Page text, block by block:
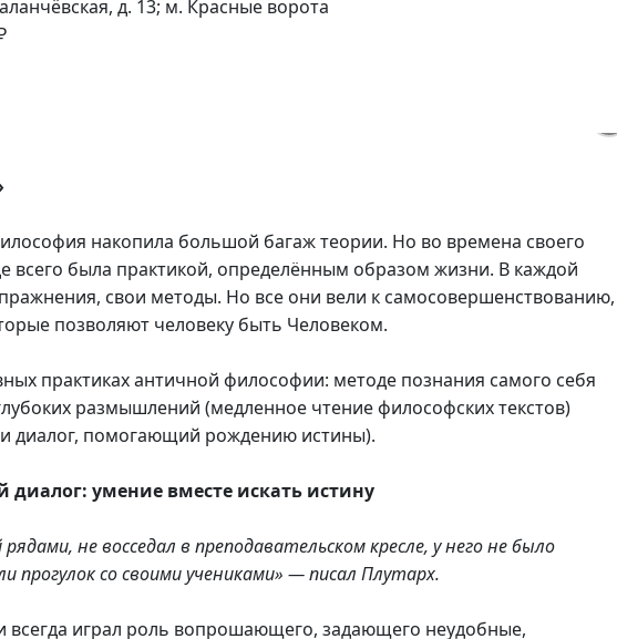
д. 13; м. Красные ворота
накопила большой багаж теории. Но во времена своего
всего была практикой, определённым образом жизни. В каждой
свои методы. Но все они вели к самосовершенствованию,
позволяют человеку быть Человеком.
практиках античной философии: методе познания самого себя
размышлений (медленное чтение философских текстов)
диалог, помогающий рождению истины).
диалог: умение вместе искать истину
не восседал в преподавательском кресле, у него не было
прогулок со своими учениками» — писал Плутарх.
всегда играл роль вопрошающего, задающего неудобные,